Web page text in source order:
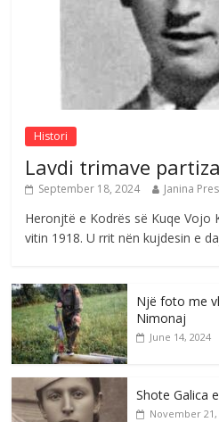
August 4, 2026
Sulm , pse të
August 8, 2026
Histori
Lavdi trimave
September 18, 2024 Janina
Heronjtë e Kodrës së Kuqe Vojo
vitin 1918. U rrit nën kujdesin e
Një foto me
Nimonaj
June 14, 2024
Shote Galica
November 21,